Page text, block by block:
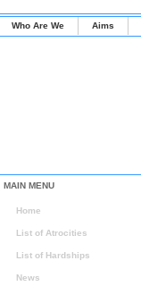
Who Are We Aims
MAIN MENU
Home
List of Atrocities
List of Hardships
News